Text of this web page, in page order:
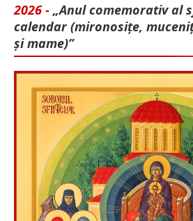
2026 - „Anul comemorativ al
calendar (mironosițe,
și mame)”